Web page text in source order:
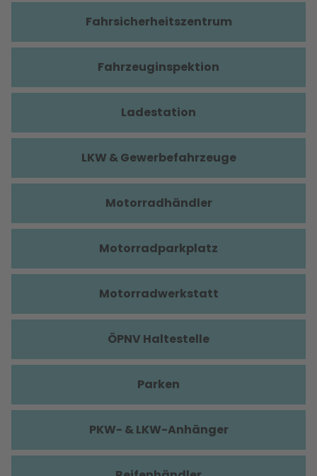
Fahrsicherheitszentrum
Fahrzeuginspektion
Ladestation
LKW & Gewerbefahrzeuge
Motorradhändler
Motorradparkplatz
Motorradwerkstatt
ÖPNV Haltestelle
Parken
PKW- & LKW-Anhänger